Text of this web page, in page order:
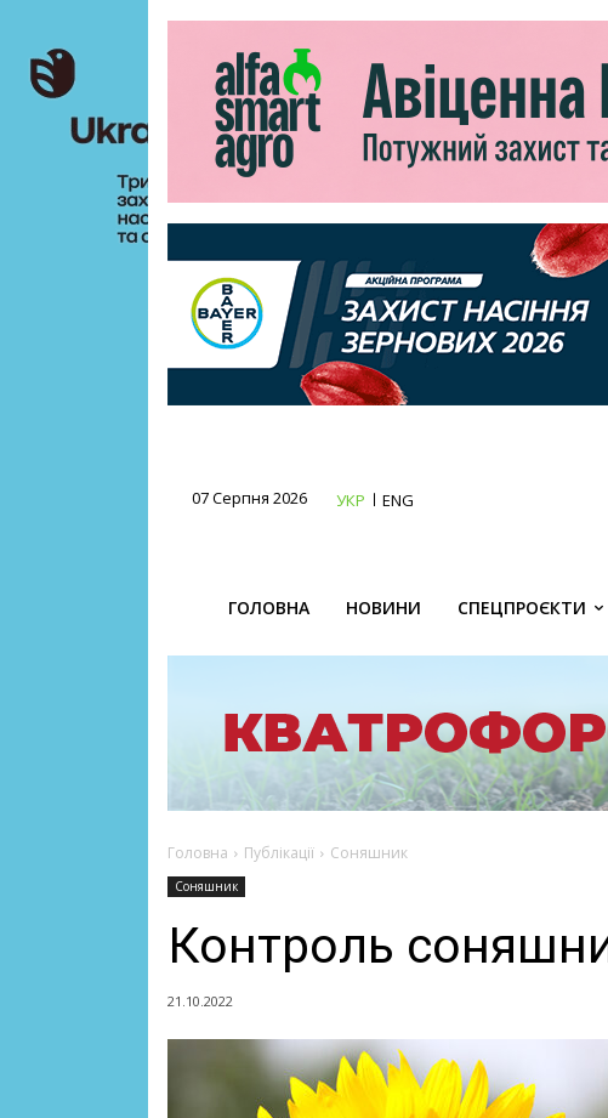
07 Серпня 2026 УКР ENG
ГОЛОВНА НОВИНИ СПЕЦПРОЄКТИ
Головна Публікації Соняшник
Соняшник
Контроль
21.10.2022